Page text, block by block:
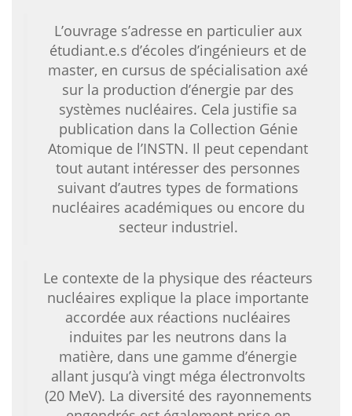
L’ouvrage s’adresse en particulier aux
étudiant.e.s d’écoles d’ingénieurs et de
master, en cursus de spécialisation axé
sur la production d’énergie par des
systèmes nucléaires. Cela justifie sa
publication dans la Collection Génie
Atomique de l’INSTN. Il peut cependant
tout autant intéresser des personnes
suivant d’autres types de formations
nucléaires académiques ou encore du
secteur industriel.
Le contexte de la physique des réacteurs
nucléaires explique la place importante
accordée aux réactions nucléaires
induites par les neutrons dans la
matière, dans une gamme d’énergie
allant jusqu’à vingt méga électronvolts
(20 MeV). La diversité des rayonnements